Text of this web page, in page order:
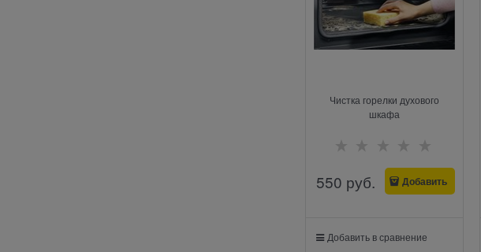
Чистка горелки духового
шкафа
550 руб. Добавить
Добавить в сравнение